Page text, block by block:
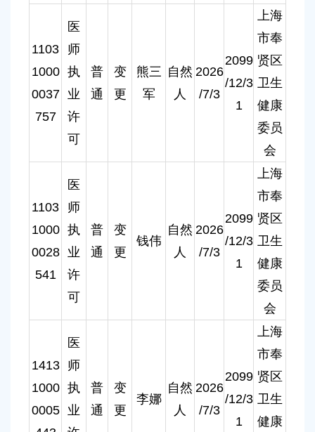
1103
1000
0037
757
医
师
执
业
许
可
普
通
变
更
熊三
军
自然
人
2026
/7/3
2099
/12/3
1
上海
市奉
贤区
卫生
健康
委员
会
1103
1000
0028
541
医
师
执
业
许
可
普
通
变
更
钱伟
自然
人
2026
/7/3
2099
/12/3
1
上海
市奉
贤区
卫生
健康
委员
会
1413
1000
0005
医
师
执
业
普
通
变
更
李娜
自然
人
2026
/7/3
2099
/12/3
1
上海
市奉
贤区
卫生
健康